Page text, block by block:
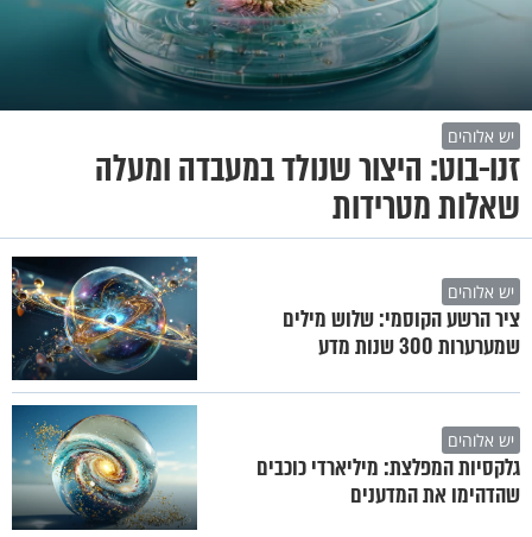
יש אלוהים
זנו-בוט: היצור שנולד במעבדה ומעלה
שאלות מטרידות
יש אלוהים
ציר הרשע הקוסמי: שלוש מילים
שמערערות 300 שנות מדע
יש אלוהים
גלקסיות המפלצת: מיליארדי כוכבים
שהדהימו את המדענים